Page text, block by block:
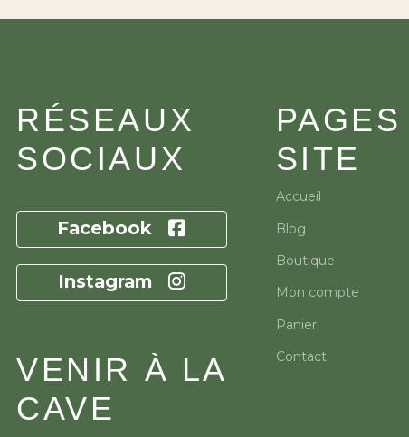
RÉSEAUX
SOCIAUX
Facebook
Instagram
VENIR À LA
CAVE
SITE
Accueil
Blog
Boutique
Mon compte
Panier
Contact